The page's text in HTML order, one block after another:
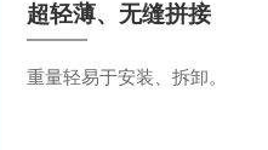
超轻薄、无缝拼接
重量轻易于安装、拆卸。